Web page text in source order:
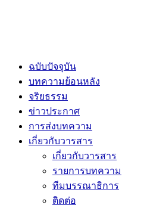
ฉบับปัจจุบัน
บทความย้อนหลัง
จริยธรรม
ข่าวประกาศ
การส่งบทความ
เกี่ยวกับวารสาร
เกี่ยวกับวารสาร
รายการบทความ
ทีมบรรณาธิการ
ติดต่อ